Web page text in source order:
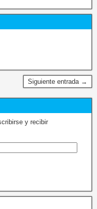
Siguiente entrada →
y recibir